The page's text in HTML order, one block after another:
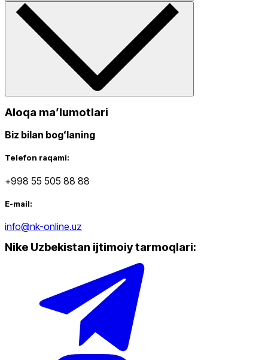
Aloqa maʼlumotlari
Biz bilan bogʻlaning
Telefon raqami:
+998 55 505 88 88
E-mail:
info@nk-online.uz
Nike Uzbekistan ijtimoiy tarmoqlari: